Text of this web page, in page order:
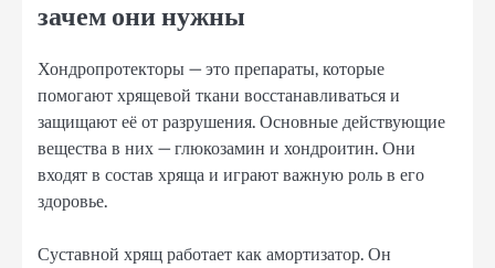
зачем они нужны
Хондропротекторы — это препараты, которые
помогают хрящевой ткани восстанавливаться и
защищают её от разрушения. Основные действующие
вещества в них — глюкозамин и хондроитин. Они
входят в состав хряща и играют важную роль в его
здоровье.
Суставной хрящ работает как амортизатор. Он